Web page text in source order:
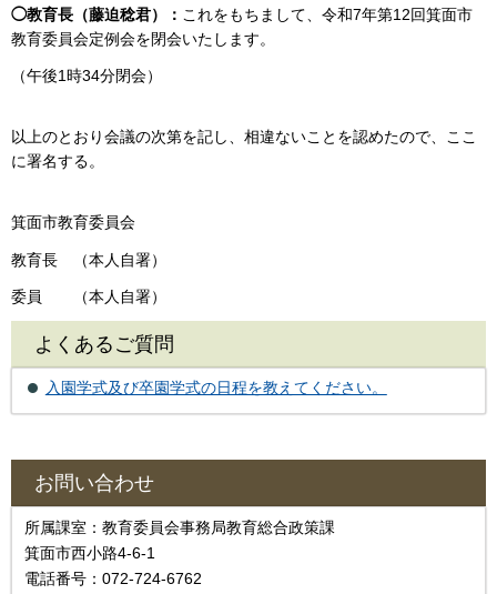
◯教育長（藤迫稔君）： これをもちまして、令和7年第12回箕面市
教育委員会定例会を閉会いたします。
（午後1時34分閉会）
以上のとおり会議の次第を記し、相違ないことを認めたので、ここ
に署名する。
箕面市教育委員会
教育長 （本人自署）
委員 （本人自署）
よくあるご質問
入園学式及び卒園学式の日程を教えてください。
お問い合わせ
所属課室：教育委員会事務局教育総合政策課
箕面市西小路4‐6‐1
電話番号：072-724-6762